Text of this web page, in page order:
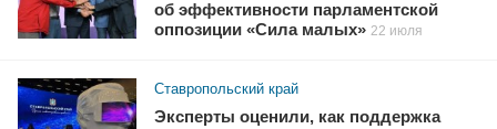
об эффективности парламентской
оппозиции «Сила малых» 22 июля
Ставропольский край
Эксперты оценили, как поддержка